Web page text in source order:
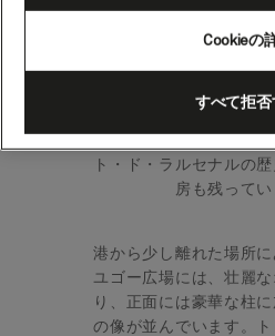
港であり、約100年前に
軍博物館には同船およ
展示されています。色
練されたヨット、大型
ト・ド・ラルセナルの
房も残ってい
港から少し離れた場所に
ユゴー広場には、壮麗
り、正面には豪華な柱
の像が並んでいます。
Cookieの
すべて拒否